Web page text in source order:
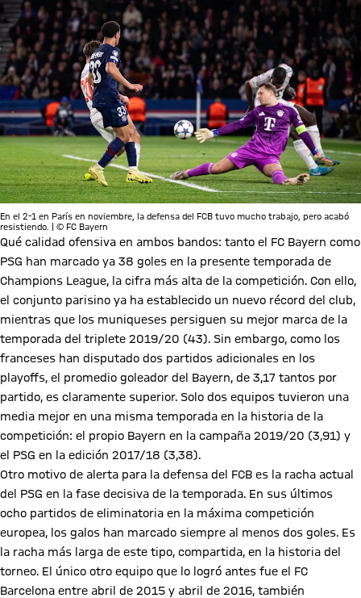
En el 2-1 en París en noviembre, la defensa del FCB tuvo mucho trabajo, pero acabó
resistiendo. | © FC Bayern
Qué calidad ofensiva en ambos bandos: tanto el FC Bayern como
PSG han marcado ya 38 goles en la presente temporada de
Champions League, la cifra más alta de la competición. Con ello,
el conjunto parisino ya ha establecido un nuevo récord del club,
mientras que los muniqueses persiguen su mejor marca de la
temporada del triplete 2019/20 (43). Sin embargo, como los
franceses han disputado dos partidos adicionales en los
playoffs, el promedio goleador del Bayern, de 3,17 tantos por
partido, es claramente superior. Solo dos equipos tuvieron una
media mejor en una misma temporada en la historia de la
competición: el propio Bayern en la campaña 2019/20 (3,91) y
el PSG en la edición 2017/18 (3,38).
Otro motivo de alerta para la defensa del FCB es la racha actual
del PSG en la fase decisiva de la temporada. En sus últimos
ocho partidos de eliminatoria en la máxima competición
europea, los galos han marcado siempre al menos dos goles. Es
la racha más larga de este tipo, compartida, en la historia del
torneo. El único otro equipo que lo logró antes fue el FC
Barcelona entre abril de 2015 y abril de 2016, también